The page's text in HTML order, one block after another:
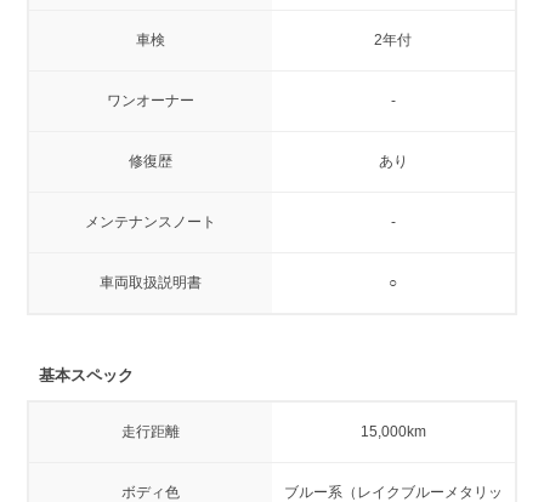
車検 2年付
ワンオーナー -
修復歴 あり
メンテナンスノート -
車両取扱説明書 ○
基本スペック
走行距離 15,000km
ボディ色
ブルー系（レイクブルーメタリッ